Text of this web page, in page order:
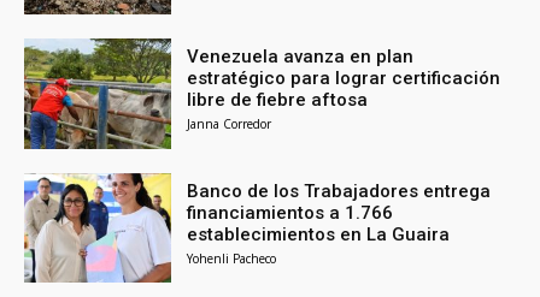
Venezuela avanza en plan
estratégico para lograr certificación
libre de fiebre aftosa
Janna Corredor
Banco de los Trabajadores entrega
financiamientos a 1.766
establecimientos en La Guaira
Yohenli Pacheco